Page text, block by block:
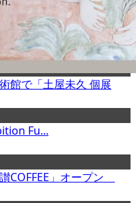
館で「土屋未久 個展
Fu...
COFFEE」オープン